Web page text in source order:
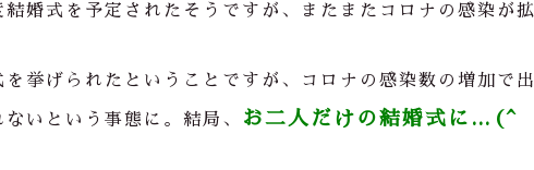
婚式を予定されたそうですが、またまたコロナの感染が拡
挙げられたということですが、コロナの感染数の増加で出
いという事態に。結局、
お二人だけの結婚式に…(^